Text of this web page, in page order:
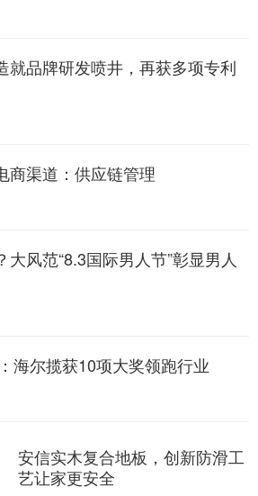
就品牌研发喷井，再获多项专利
商渠道：供应链管理
风范“8.3国际男人节”彰显男人
海尔揽获10项大奖领跑行业
安信实木复合地板，创新防滑工
艺让家更安全